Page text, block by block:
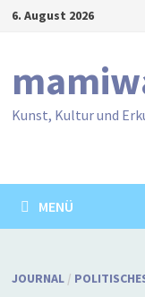
Zum6. August 2026
Kunst, Kultur und
MENÜ
JOURNAL/